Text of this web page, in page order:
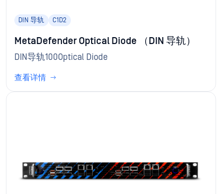
DIN 导轨 C1D2
MetaDefender Optical Diode （DIN 导轨）
DIN导轨100Optical Diode
查看详情